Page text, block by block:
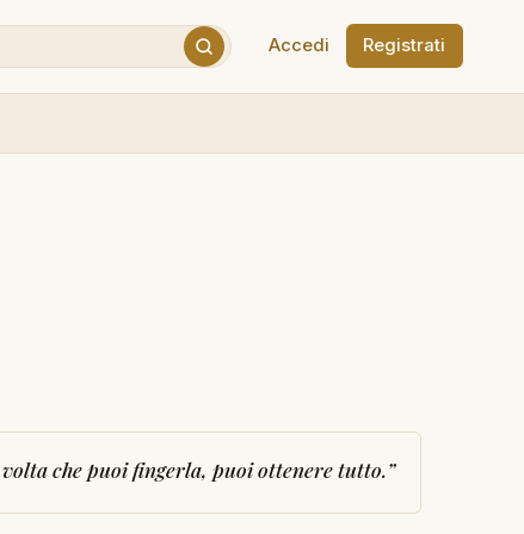
Accedi Registrati
che puoi fingerla, puoi ottenere tutto.”